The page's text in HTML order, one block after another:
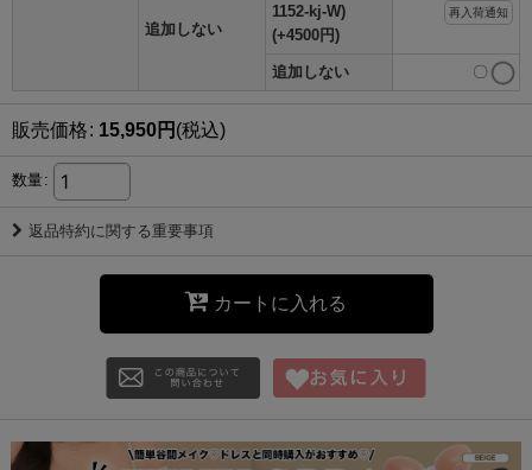
追加しない
1152-kj-W)
(+4500円)
再入荷通知
追加しない 〇
販売価格: 15,950円 (税込)
数量:
返品特約に関する重要事項
カートに入れる